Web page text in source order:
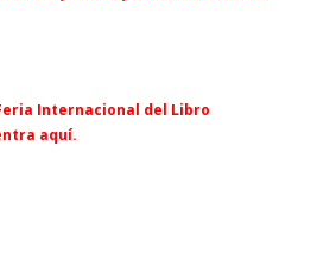
Internacional del Libro
aquí.